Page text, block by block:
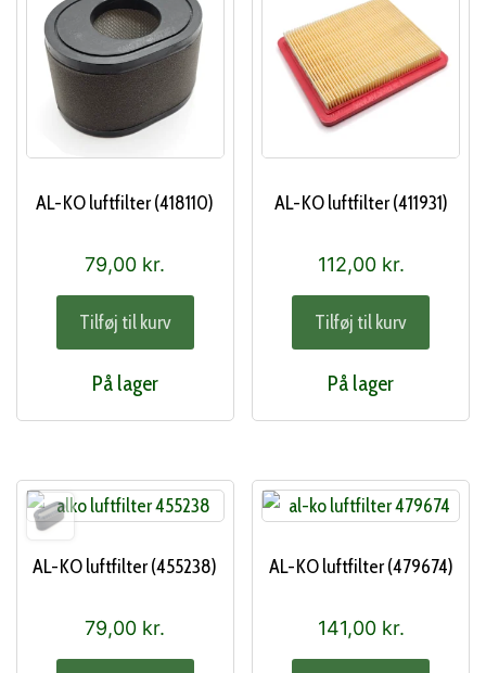
AL-KO luftfilter (418110)
79,00 kr.
Tilføj til kurv
På lager
AL-KO luftfilter (411931)
112,00 kr.
Tilføj til kurv
På lager
AL-KO luftfilter (455238)
79,00 kr.
AL-KO luftfilter (479674)
141,00 kr.